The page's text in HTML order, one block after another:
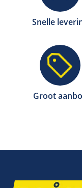
Snelle
Groot